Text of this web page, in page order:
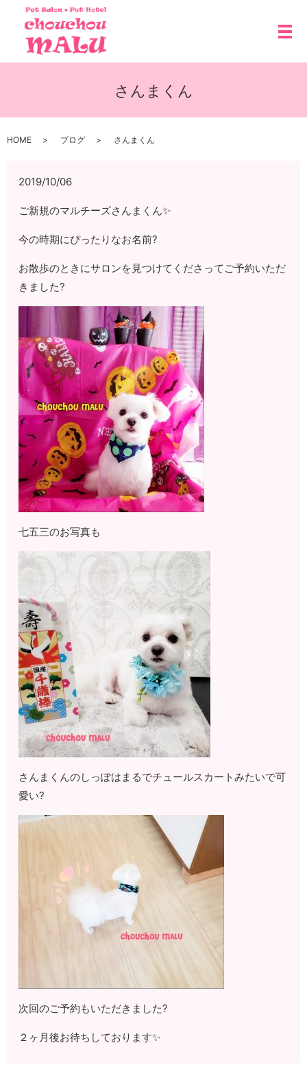
メ
さんまくん
HOME ブログ さんまくん
2019/10/06
ご新規のマルチーズさんまくん✨
今の時期にぴったりなお名前?
お散歩のときにサロンを見つけてくださってご予約いただ
きました?
七五三のお写真も
さんまくんのしっぽはまるでチュールスカートみたいで可
愛い?
次回のご予約もいただきました?
２ヶ月後お待ちしております✨